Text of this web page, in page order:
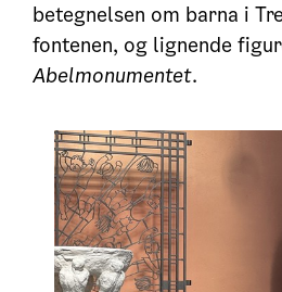
betegnelsen om barna i
fontenen, og lignende
Abelmonumentet.